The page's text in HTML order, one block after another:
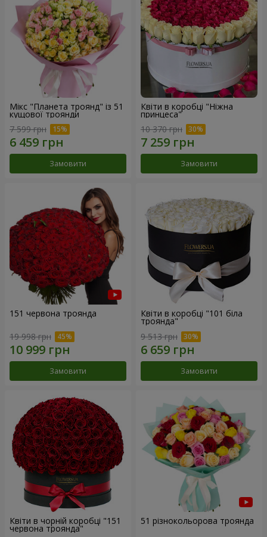
Мікс "Планета троянд" із 51
кущової троянди
7 599 грн
Замовити
Квіти в коробці "Ніжна
принцеса"
10 370 грн
Замовити
151 червона троянда
19 998 грн
Замовити
Квіти в коробці "101 біла
троянда"
9 513 грн
Замовити
Квіти в чорній коробці "151
червона троянда"
51 різнокольорова троянда